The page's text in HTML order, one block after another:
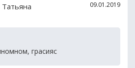
09.01.2019
грасияс